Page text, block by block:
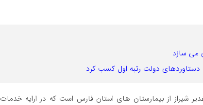
می سازد
دستاوردهای دولت رتبه اول کسب کرد
شیراز از بیمارستان های استان فارس است که در ارایه خدمات